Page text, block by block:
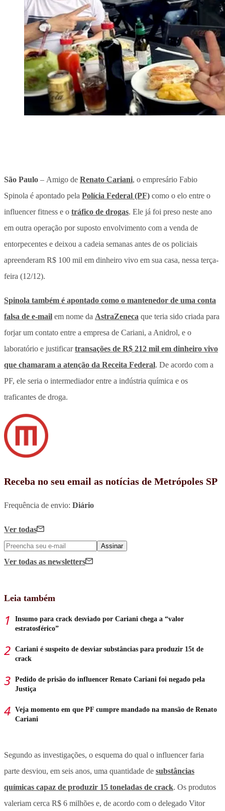
São Paulo – Amigo de Renato Cariani, o empresário Fabio
Spinola é apontado pela Polícia Federal (PF) como o elo entre o
influencer fitness e o tráfico de drogas. Ele já foi preso neste ano
em outra operação por suposto envolvimento com a venda de
entorpecentes e deixou a cadeia semanas antes de os policiais
apreenderam R$ 100 mil em dinheiro vivo em sua casa, nessa terça-
feira (12/12).
Spinola também é apontado como o mantenedor de uma conta
falsa de e-mail em nome da AstraZeneca que teria sido criada para
forjar um contato entre a empresa de Cariani, a Anidrol, e o
laboratório e justificartransações de R$ 212 mil em dinheiro vivo
que chamaram a atenção da Receita Federal. De acordo com a
PF, ele seria o intermediador entre a indústria química e os
traficantes de droga.
Receba no seu email as notícias de Metrópoles SP
Frequência de envio: Diário
Ver todas
Assinar
Ver todas as newsletters
Leia também
Insumo para crack desviado por Cariani chega a “valor
estratosférico”
Cariani é suspeito de desviar substâncias para produzir 15t de
crack
Pedido de prisão do influencer Renato Cariani foi negado pela
Justiça
Veja momento em que PF cumpre mandado na mansão de Renato
Cariani
Segundo as investigações, o esquema do qual o influencer faria
parte desviou, em seis anos, uma quantidade de substâncias
químicas capaz de produzir 15 toneladas de crack. Os produtos
valeriam cerca R$ 6 milhões e, de acordo com o delegado Vitor